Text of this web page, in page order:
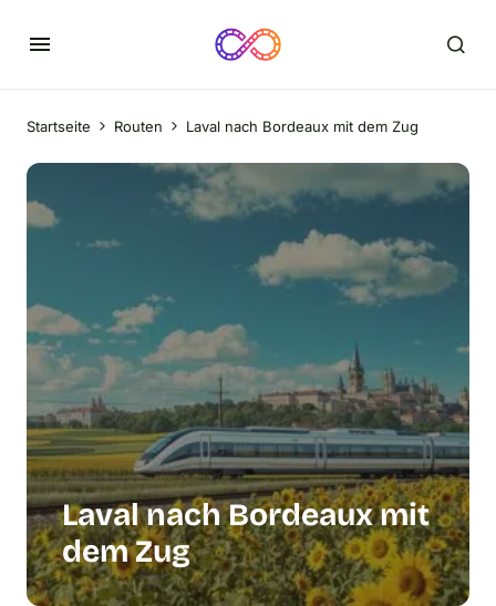
Startseite Routen Laval nach Bordeaux mit dem Zug
Laval nach Bordeaux mit
dem Zug